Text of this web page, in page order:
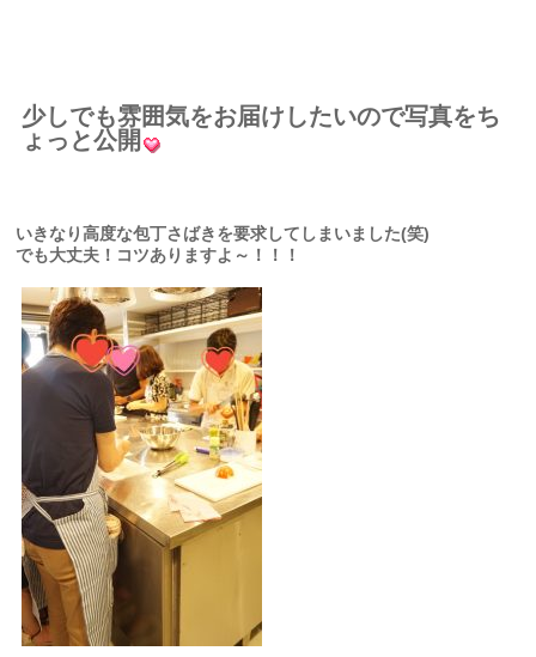
少しでも雰囲気をお届けしたいので写真をち
ょっと公開
いきなり高度な包丁さばきを要求してしまいました(笑)
でも大丈夫！コツありますよ～！！！